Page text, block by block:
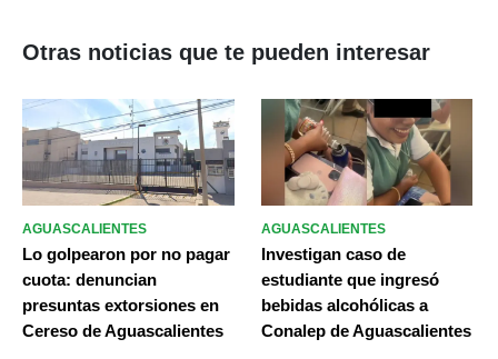
Otras noticias que te pueden interesar
AGUASCALIENTES
Lo golpearon por no pagar
cuota: denuncian
presuntas extorsiones en
Cereso de Aguascalientes
AGUASCALIENTES
Investigan caso de
estudiante que ingresó
bebidas alcohólicas a
Conalep de Aguascalientes